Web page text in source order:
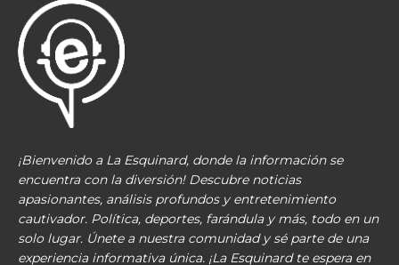
¡Bienvenido a La Esquinard, donde la información se
encuentra con la diversión! Descubre noticias
apasionantes, análisis profundos y entretenimiento
cautivador. Política, deportes, farándula y más, todo en un
solo lugar. Únete a nuestra comunidad y sé parte de una
experiencia informativa única. ¡La Esquinard te espera en